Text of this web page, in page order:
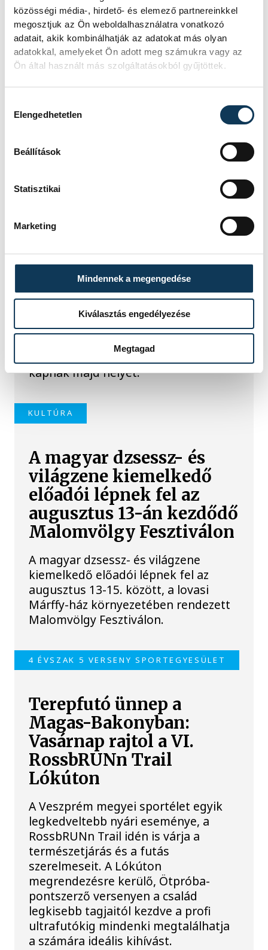
közösségi média-, hirdető- és elemező partnereinkkel
megosztjuk az Ön weboldalhasználatra vonatkozó
adatait, akik kombinálhatják az adatokat más olyan
adatokkal, amelyeket Ön adott meg számukra vagy az
Ön által használt más szolgáltatásokból gyűjtöttek.
Elengedhetetlen
Beállítások
Statisztikai
Marketing
Mindennek a megengedése
Kiválasztás engedélyezése
Megtagad
TOVÁBBI CIKKEK
KULTÚRA
Megújult a veszprémi
várnegyed
Kisszemináriuma, ahol
ősnyomtatványokat és
kódexeket őriznek majd
Egy csaknem 230 éves feliratot rejtő,
veszprémi várnegyed
múltjáról. Az elmúlt években
megújított késő barokk épület
hamarosan a Veszprémi
Főegyházmegyei Könyvtár és Levéltár
új otthona lesz, ahol díszes kódexek,
középkori oklevelek,
ősnyomtatványok és
felbecsülhetetlen értékű kötetek
kapnak majd helyet.
KULTÚRA
A magyar dzsessz- és
világzene kiemelkedő
előadói lépnek fel az
augusztus 13-án kezdődő
Malomvölgy Fesztiválon
A magyar dzsessz- és világzene
kiemelkedő előadói lépnek fel az
augusztus 13-15. között, a lovasi
Márffy-ház környezetében rendezett
Malomvölgy Fesztiválon.
4 ÉVSZAK 5 VERSENY SPORTEGYESÜLET
Terepfutó ünnep a
Magas-Bakonyban:
Vasárnap rajtol a VI.
RossbRUNn Trail
Lókúton
A Veszprém megyei sportélet egyik
legkedveltebb nyári eseménye, a
RossbRUNn Trail idén is várja a
természetjárás és a futás
szerelmeseit. A Lókúton
megrendezésre kerülő, Ötpróba-
pontszerző versenyen a család
legkisebb tagjaitól kezdve a profi
ultrafutókig mindenki megtalálhatja
a számára ideális kihívást.